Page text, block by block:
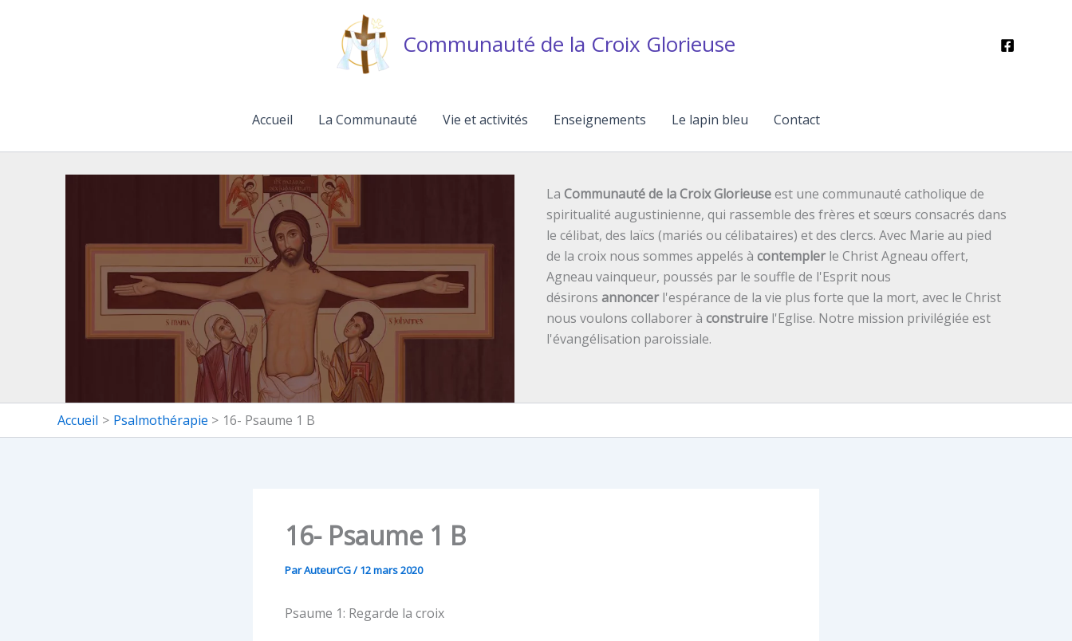
Communauté de la Croix Glorieuse
Accueil La Communauté Vie et activités Enseignements Le lapin bleu Contact
La Communauté de la Croix Glorieuseest une communauté catholique de
spiritualité augustinienne, qui rassemble des frères et sœurs consacrés dans
le célibat, des laïcs (mariés ou célibataires) et des clercs. Avec Marie au pied
de la croix nous sommes appelés à contemplerle Christ Agneau offert,
Agneau vainqueur, poussés par le souffle de l'Esprit nous
désirons annoncerl'espérance de la vie plus forte que la mort, avec le Christ
nous voulons collaborer à construirel'Eglise. Notre mission privilégiée est
l'évangélisation paroissiale.
Accueil Psalmothérapie 16- Psaume 1 B
16- Psaume 1 B
ParAuteurCG/12 mars 2020
Psaume 1: Regarde la croix